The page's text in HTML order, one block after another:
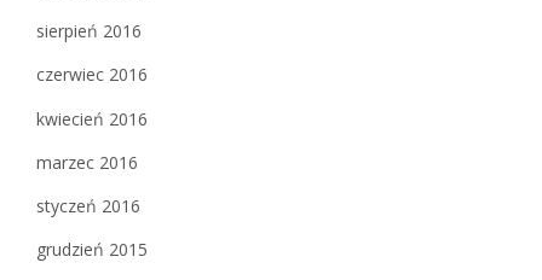
sierpień 2016
czerwiec 2016
kwiecień 2016
marzec 2016
styczeń 2016
grudzień 2015